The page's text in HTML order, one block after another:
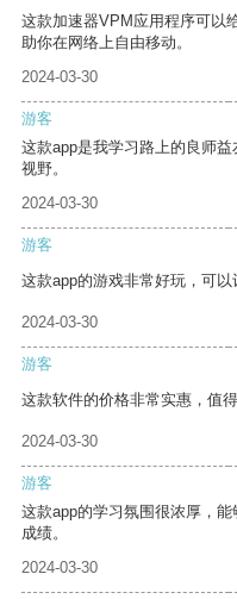
这款加速器VPM应用程序可以
助你在网络上自由移动。
2024-03-30
游客
这款app是我学习路上的良师
视野。
2024-03-30
游客
这款app的游戏非常好玩，可以
2024-03-30
游客
这款软件的价格非常实惠，值得
2024-03-30
游客
这款app的学习氛围很浓厚，
成绩。
2024-03-30